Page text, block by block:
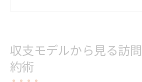
訪問看護の利益率向上へ
収支モデルから見る訪
約術